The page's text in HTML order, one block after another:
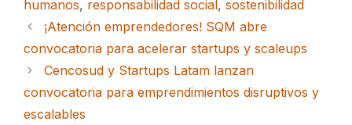
humanos, responsabilidad social , sostenibilidad
¡Atención emprendedores! SQM abre
convocatoria para acelerar startups y scaleups
Cencosud y Startups Latam lanzan
convocatoria para emprendimientos disruptivos y
escalables